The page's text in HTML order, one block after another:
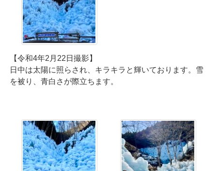
【令和4年2月22日撮影】
日中は太陽に照らされ、キラキラと輝いております。雪
を被り、青白さが際立ちます。